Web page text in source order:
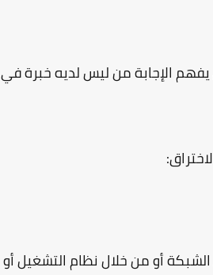
الإجابة من ليس لديه خبرة في
هي أما من خلال الشبكة أو من خلال نظام التشغيل أو